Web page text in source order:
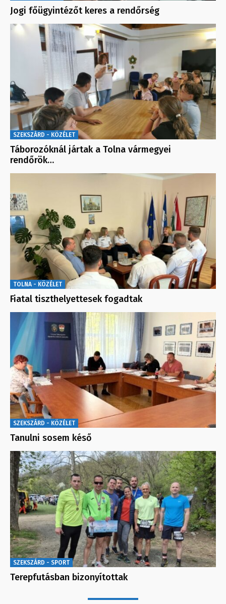
Jogi főügyintézőt keres a rendőrség
SZEKSZÁRD - KÖZÉLET
Táborozóknál jártak a Tolna vármegyei
rendőrök…
TOLNA - KÖZÉLET
Fiatal tiszthelyettesek fogadtak
SZEKSZÁRD - KÖZÉLET
Tanulni sosem késő
SZEKSZÁRD - SPORT
Terepfutásban bizonyítottak